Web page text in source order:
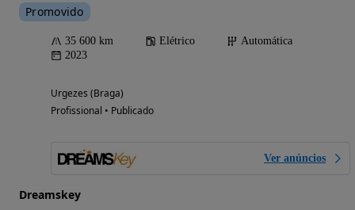
Promovido
35 600 km Elétrico
Automática
2023
Urgezes (Braga)
Profissional • Publicado
Ver anúncios
Dreamskey